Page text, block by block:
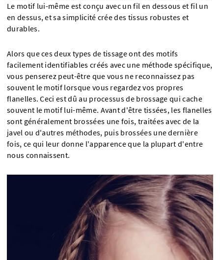
Le motif lui-même est conçu avec un fil en dessous et fil un
en dessus, et sa simplicité crée des tissus robustes et
durables.
Alors que ces deux types de tissage ont des motifs
facilement identifiables créés avec une méthode spécifique,
vous penserez peut-être que vous ne reconnaissez pas
souvent le motif lorsque vous regardez vos propres
flanelles. Ceci est dû au processus de brossage qui cache
souvent le motif lui-même. Avant d'être tissées, les flanelles
sont généralement brossées une fois, traitées avec de la
javel ou d'autres méthodes, puis brossées une dernière
fois, ce qui leur donne l'apparence que la plupart d'entre
nous connaissent.